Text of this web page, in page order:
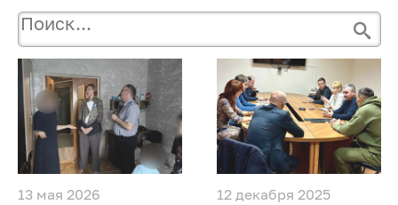
13 мая 2026 12 декабря 2025